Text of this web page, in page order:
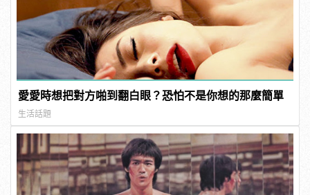
愛愛時想把對方啪到翻白眼？恐怕不是你想的那麼簡單
生活話題